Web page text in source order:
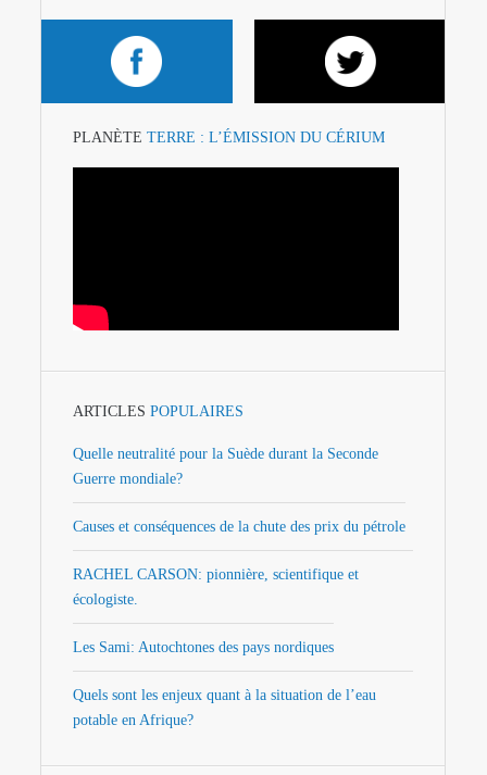
PLANÈTE TERRE : L’ÉMISSION DU CÉRIUM
ARTICLES POPULAIRES
Quelle neutralité pour la Suède durant la Seconde
Guerre mondiale?
Causes et conséquences de la chute des prix du pétrole
RACHEL CARSON: pionnière, scientifique et
écologiste.
Les Sami: Autochtones des pays nordiques
Quels sont les enjeux quant à la situation de l’eau
potable en Afrique?